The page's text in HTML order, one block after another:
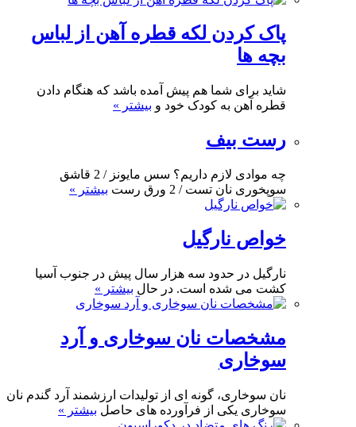
پاک کردن لکه قطره آهن از لباس
بچه ها
شاید برای شما هم پیش آمده باشد که هنگام دادن
قطره آهن به کودک خود و بیشتر »
رست بیف
چه موادی لازم داریم؟ سس مایونز / 2 قاشق
سوپخوری نان تست / 2 ورق رست
بیشتر »
خواص نارگیل
نارگیل در حدود سه هزار سال پیش در جنوب آسیا
کشت می شده است. در حال بیشتر »
مشخصات نان سوخاری و آرد
سوخاری
نان سوخاری، گونه ای از تولیدات ارزشمند آرد گندم نان
سوخاری یکی از فرآورده های حاصل بیشتر »